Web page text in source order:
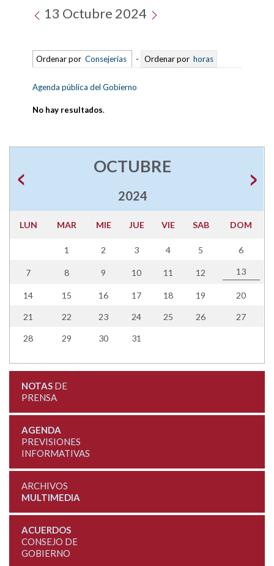
13 Octubre 2024
Ordenar por Consejerías - Ordenar por horas
Agenda pública del Gobierno
No hay resultados.
OCTUBRE
2024
LUN MAR MIE JUE VIE SAB DOM
1 2 3 4 5 6
7 8 9 10 11 12 13
14 15 16 17 18 19 20
21 22 23 24 25 26 27
28 29 30 31
NOTASDE
PRENSA
AGENDA
PREVISIONES
INFORMATIVAS
ARCHIVOS
MULTIMEDIA
ACUERDOS
CONSEJO DE
GOBIERNO